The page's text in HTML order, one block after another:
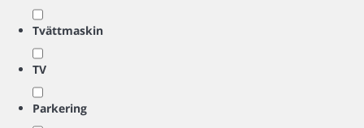
Tvättmaskin
TV
Parkering